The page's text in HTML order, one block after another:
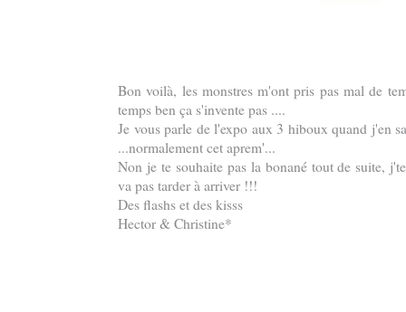
Bon voilà, les monstres m'ont pris pas mal de
temps ben ça s'invente pas ....
Je vous parle de l'expo aux 3 hiboux quand j'en
...normalement cet aprem'...
Non je te souhaite pas la bonané tout de suite,
va pas tarder à arriver !!!
Des flashs et des kisss
Hector & Christine*